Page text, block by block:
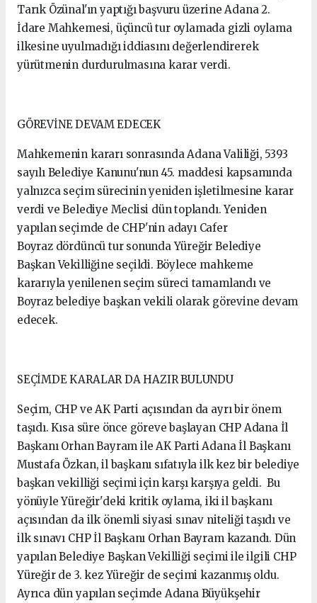
Tarık Özünal'ın yaptığı başvuru üzerine Adana 2.
İdare Mahkemesi, üçüncü tur oylamada gizli oylama
ilkesine uyulmadığı iddiasını değerlendirerek
yürütmenin durdurulmasına karar verdi.
GÖREVİNE DEVAM EDECEK
Mahkemenin kararı sonrasında Adana Valiliği, 5393
sayılı Belediye Kanunu'nun 45. maddesi kapsamında
yalnızca seçim sürecinin yeniden işletilmesine karar
verdi ve Belediye Meclisi dün toplandı. Yeniden
yapılan seçimde de CHP'nin adayı Cafer
Boyraz dördüncü tur sonunda Yüreğir Belediye
Başkan Vekilliğine seçildi. Böylece mahkeme
kararıyla yenilenen seçim süreci tamamlandı ve
Boyraz belediye başkan vekili olarak görevine devam
edecek.
SEÇİMDE KARALAR DA HAZIR BULUNDU
Seçim, CHP ve AK Parti açısından da ayrı bir önem
taşıdı. Kısa süre önce göreve başlayan CHP Adana İl
Başkanı Orhan Bayram ile AK Parti Adana İl Başkanı
Mustafa Özkan, il başkanı sıfatıyla ilk kez bir belediye
başkan vekilliği seçimi için karşı karşıya geldi. Bu
yönüyle Yüreğir'deki kritik oylama, iki il başkanı
açısından da ilk önemli siyasi sınav niteliği taşıdı ve
ilk sınavı CHP İl Başkanı Orhan Bayram kazandı. Dün
yapılan Belediye Başkan Vekilliği seçimi ile ilgili CHP
Yüreğir de 3. kez Yüreğir de seçimi kazanmış oldu.
Ayrıca dün yapılan seçimde Adana Büyükşehir